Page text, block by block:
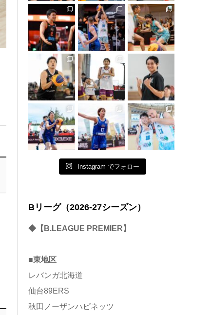
Instagram でフォロー
Bリーグ（2026-27シーズン）
◆【B.LEAGUE PREMIER】
■東地区
レバンガ北海道
仙台89ERS
秋田ノーザンハピネッツ